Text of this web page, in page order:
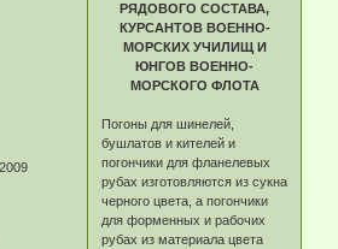
РЯДОВОГО СОСТАВА,
КУРСАНТОВ ВОЕННО-
МОРСКИХ УЧИЛИЩ И
ЮНГОВ ВОЕННО-
МОРСКОГО ФЛОТА
Погоны для шинелей,
бушлатов и кителей и
погончики для фланелевых
рубах изготовляются из сукна
черного цвета, а погончики
для форменных и рабочих
рубах из материала цвета